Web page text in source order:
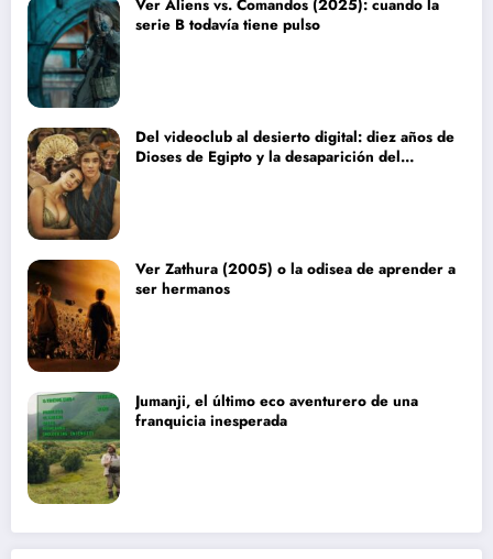
Ver Aliens vs. Comandos (2025): cuando la
serie B todavía tiene pulso
Del videoclub al desierto digital: diez años de
Dioses de Egipto y la desaparición del
Ver Zathura (2005) o la odisea de aprender a
ser hermanos
Jumanji, el último eco aventurero de una
franquicia inesperada